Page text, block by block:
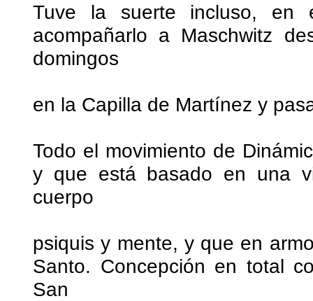
Tuve la suerte incluso, en
acompañarlo a Maschwitz
domingos
en la Capilla de Martínez y
Todo el movimiento de
y que está basado en una
cuerpo
psiquis y mente, y que en
Santo. Concepción en total
San